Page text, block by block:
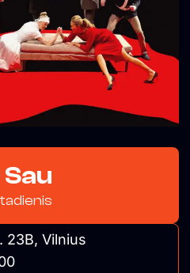
Sau
23B, Vilnius